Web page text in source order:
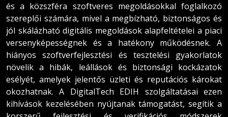
és a közszféra szoftveres megoldásokkal foglalkozó
szereplői számára, mivel a megbízható, biztonságos és
jól skálázható digitális megoldások alapfeltételei a piaci
versenyképességnek és a hatékony működésnek. A
hiányos szoftverfejlesztési és tesztelési gyakorlatok
növelik a hibák, leállások és biztonsági kockázatok
esélyét, amelyek jelentős üzleti és reputációs károkat
okozhatnak. A DigitalTech EDIH szolgáltatásai ezen
kihívások kezelésében nyújtanak támogatást, segítik a